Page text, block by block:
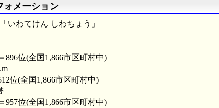
ォメーション
いわてけん しわちょう」
896位(全国1,866市区町村中)
位(全国1,866市区町村中)
957位(全国1,866市区町村中)